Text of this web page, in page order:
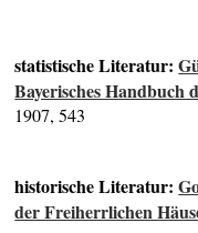
statistische Literatur:
Bayerisches Handbuch
1907, 543
historische Literatur:
der Freiherrlichen